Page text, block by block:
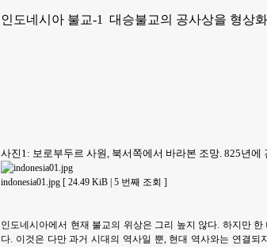
인도네시아 불교-1 대승불교의 공사상을 형상
사진1: 보로부두르 사원, 북서쪽에서 바라본 조망. 825년에
indonesia01.jpg [ 24.49 KiB | 5 번째 조회 ]
인도네시아에서 현재 불교의 위상은 그리 높지 않다. 하지만
다. 이것은 다만 과거 시대의 역사일 뿐, 현대 역사와는 연결